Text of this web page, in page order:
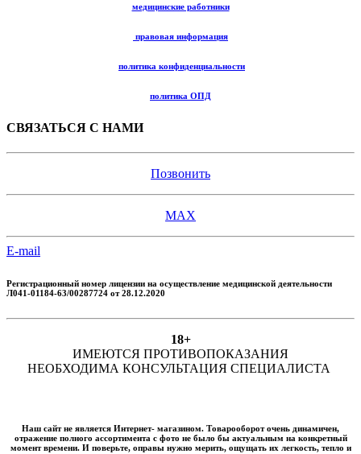
медицинские работники
правовая информация
политика конфиденциальности
политика ОПД
СВЯЗАТЬСЯ С НАМИ
Позвонить
MAX
E-mail
Регистрационный номер лицензии на осуществление медицинской деятельности
Л041-01184-63/00287724 от 28.12.2020
18+
ИМЕЮТСЯ ПРОТИВОПОКАЗАНИЯ
НЕОБХОДИМА КОНСУЛЬТАЦИЯ СПЕЦИАЛИСТА
Наш сайт не является Интернет- магазином. Товарооборот очень динамичен,
отражение полного ассортимента с фото не было бы актуальным на конкретный
момент времени. И поверьте, оправы нужно мерить, ощущать их легкость, тепло и